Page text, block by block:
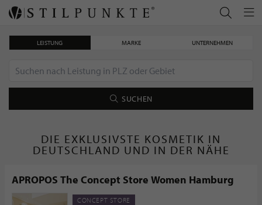
LEISTUNG MARKE UNTERNEHMEN
SUCHEN
DIE EXKLUSIVSTE KOSMETIK IN
DEUTSCHLAND UND IN DER NÄHE
APROPOS The Concept Store Women Hamburg
CONCEPT STORE